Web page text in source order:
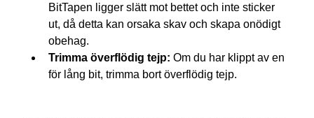
BitTapen ligger slätt mot bettet och inte sticker
ut, då detta kan orsaka skav och skapa onödigt
obehag.
Trimma överflödig tejp: Om du har klippt av en
för lång bit, trimma bort överflödig tejp.